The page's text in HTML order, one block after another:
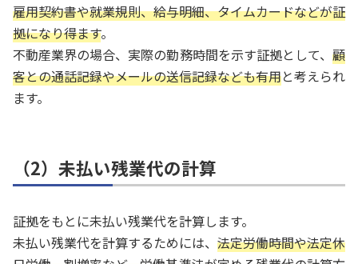
雇用契約書や就業規則、給与明細、タイムカードなどが証
拠になり得ます。
不動産業界の場合、実際の勤務時間を示す証拠として、 顧
客との通話記録やメールの送信記録なども有用と考えられ
ます。
（2）未払い残業代の計算
証拠をもとに未払い残業代を計算します。
未払い残業代を計算するためには、 法定労働時間や法定休